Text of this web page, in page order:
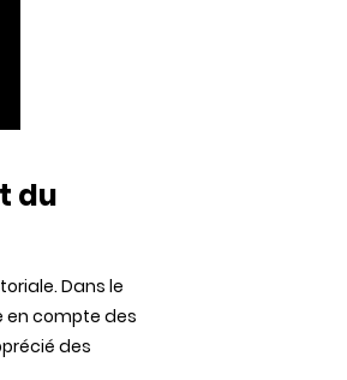
du
Dans le
en compte des
des